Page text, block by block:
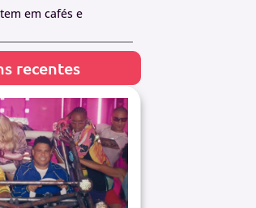
em cafés e
recentes